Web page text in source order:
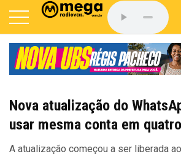
Nova atualização do
usar mesma conta em
A atualização começou a ser liberada